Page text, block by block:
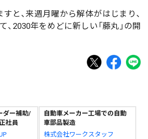
と、来週月曜から解体がはじまり、
、2030年をめどに新しい「藤丸」の開
ダー補助/
社員
自動車メーカー工場での自動
車部品製造
株式会社ワークスタッフ